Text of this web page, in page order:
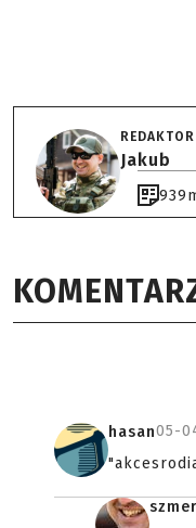
REDAKTOR
Jakub
939
hasan05-